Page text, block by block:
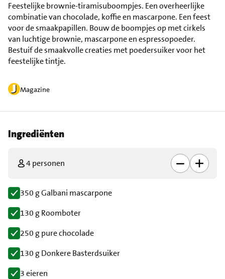
Magazine
Feestelijke brownie-tiramisuboompjes. Een overheerlijke
combinatie van chocolade, koffie en mascarpone. Een feest
voor de smaakpapillen. Bouw de boompjes op met cirkels
van luchtige brownie, mascarpone en espressopoeder.
Bestuif de smaakvolle creaties met poedersuiker voor het
feestelijke tintje.
Ingrediënten
4 personen
350 g Galbani mascarpone
130 g Roomboter
250 g pure chocolade
130 g Donkere Basterdsuiker
3 eieren